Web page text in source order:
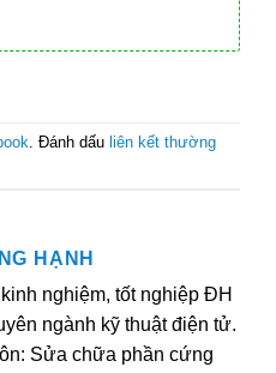
. Đánh dấu liên kết thường
HẠNH
nghiệm, tốt nghiệp ĐH
ngành kỹ thuật điện tử.
Sửa chữa phần cứng